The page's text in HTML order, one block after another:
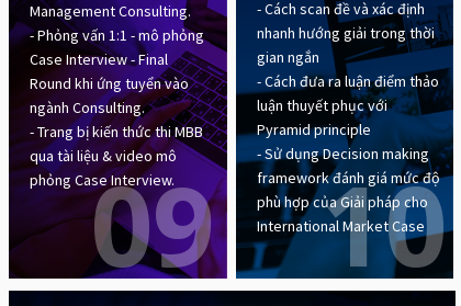
Management Consulting.
- Phỏng vấn 1:1 - mô phỏng
Case Interview - Final
Round khi ứng tuyển vào
ngành Consulting.
- Trang bị kiến thức thi MBB
qua tài liệu & video mô
phỏng Case Interview.
09
- Cách scan đề và xác định
nhanh hướng giải trong thời
gian ngắn
- Cách đưa ra luận điểm thảo
luận thuyết phục với
Pyramid principle
- Sử dụng Decision making
framework đánh giá mức độ
phù hợp của Giải pháp cho
International Market Case
10